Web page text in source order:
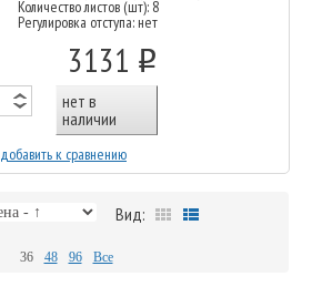
Количество листов (шт): 8
Регулировка отступа: нет
3131 o
нет в
наличии
добавить к сравнению
Вид:
36 48 96 Все